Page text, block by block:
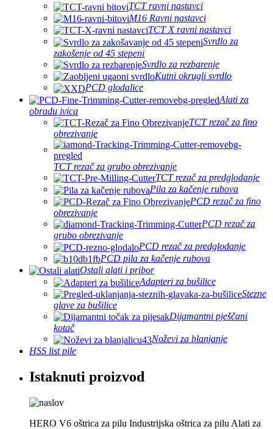
TCT ravni nastavci
M16 Ravni nastavci
TCT X ravni nastavci
Svrdlo za
zakošenje od 45 stepeni
Svrdlo za rezbarenje
Kutni okrugli svrdlo
PCD glodalice
Alati za
obradu ivica
TCT rezač za fino
obrezivanje
TCT rezač za grubo obrezivanje
TCT rezač za predglodanje
Pila za kačenje rubova
PCD rezač za fino
obrezivanje
PCD rezač za
grubo obrezivanje
PCD rezač za predglodanje
PCD pila za kačenje rubova
Ostali alati i pribor
Adapteri za bušilice
Stezne
glave za bušilice
Dijamantni pješčani
kotač
Noževi za blanjanje
HSS list pile
Istaknuti proizvod
HERO V6 oštrica za pilu Industrijska oštrica za pilu Alati za